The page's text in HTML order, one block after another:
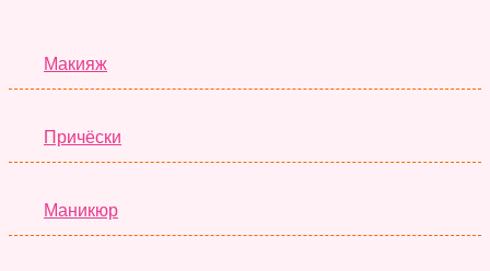
Макияж
Причёски
Маникюр